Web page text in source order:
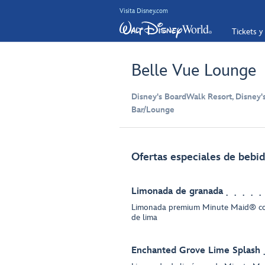
Visita Disney.com
Tickets y
Belle Vue Lounge
Disney's BoardWalk Resort,
Bar/Lounge
Ofertas especiales de
Limonada de granada
Limonada premium Minute Maid®
de lima
Enchanted Grove Lime Splash